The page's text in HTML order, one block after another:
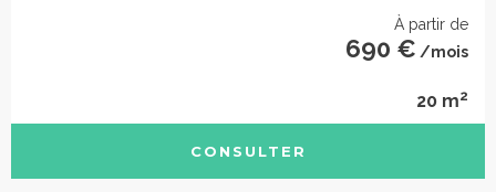
À partir de
690 € /mois
20 m2
CONSULTER